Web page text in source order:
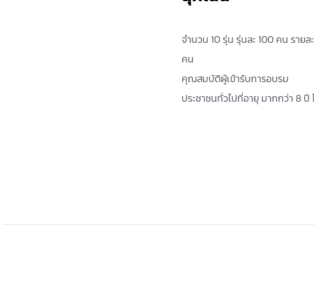
จำนวน 10 รุ่น รุ่นละ 100 คน ราย
คน
คุณสมบัติผู้เข้ารับการอบรม
ประชาชนทั่วไปที่อายุ มากกว่า 8